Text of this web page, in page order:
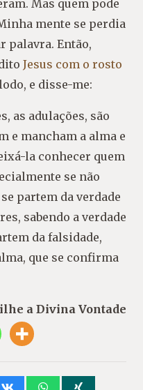
Mas quem pode
mente se perdia
palavra. Então,
Jesus com o rosto
e disse-me:
as adulações, são
e mancham a alma e
la conhecer quem
se não
partem da verdade
sabendo a verdade
da falsidade,
que se confirma
a Divina Vontade